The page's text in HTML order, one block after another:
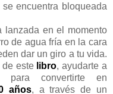
encuentra bloqueada
lanzada en el momento
de agua fría en la cara
dar un giro a tu vida.
de este libro, ayudarte a
para convertirte en
años, a través de un